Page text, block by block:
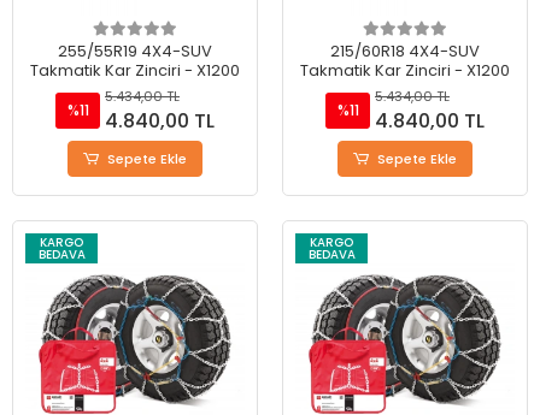
255/55R19 4X4-SUV
Takmatik Kar Zinciri - X1200
%11
5.434,00 TL
4.840,00 TL
Sepete Ekle
215/60R18 4X4-SUV
Takmatik Kar Zinciri - X1200
%11
5.434,00 TL
4.840,00 TL
Sepete Ekle
KARGO
BEDAVA
KARGO
BEDAVA